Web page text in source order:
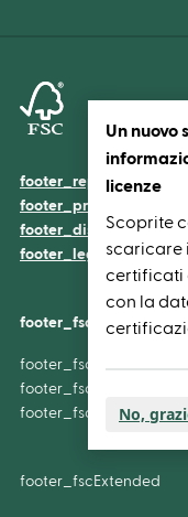
Un nuovo
licenze
Scoprite
scaricare
certificati
con la
No,
footer_reportIssue
footer_disclaimer
footer_legalNotice
footer_fscExtended